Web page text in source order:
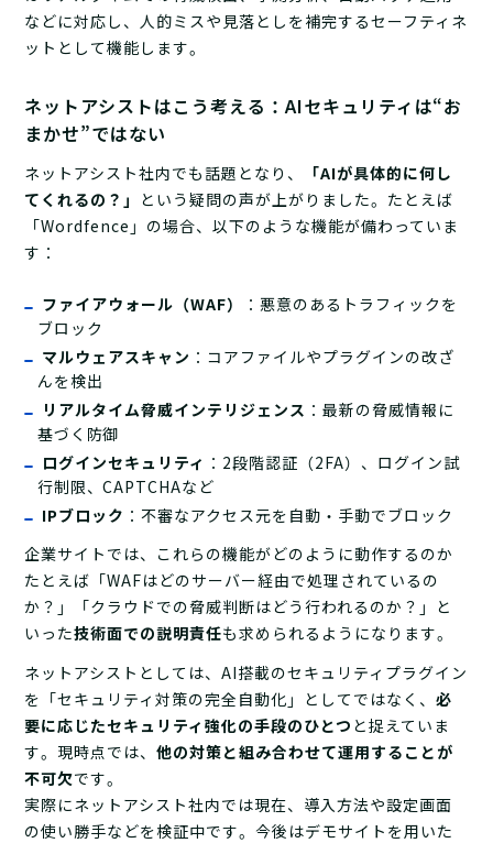
などに対応し、人的ミスや見落としを補完するセーフティネ
ットとして機能します。
ネットアシストはこう考える：AIセキュリティは“お
まかせ”ではない
ネットアシスト社内でも話題となり、
「AIが具体的に何し
てくれるの？」 という疑問の声が上がりました。たとえば
「Wordfence」の場合、以下のような機能が備わっていま
す：
ファイアウォール（WAF）
：悪意のあるトラフィックを
ブロック
マルウェアスキャン ：コアファイルやプラグインの改ざ
んを検出
リアルタイム脅威インテリジェンス ：最新の脅威情報に
基づく防御
ログインセキュリティ ：2段階認証（2FA）、ログイン試
行制限、CAPTCHAなど
IPブロック ：不審なアクセス元を自動・手動でブロック
企業サイトでは、これらの機能がどのように動作するのか――
たとえば「WAFはどのサーバー経由で処理されているの
か？」「クラウドでの脅威判断はどう行われるのか？」と
いった技術面での説明責任も求められるようになります。
ネットアシストとしては、AI搭載のセキュリティプラグイン
を「セキュリティ対策の完全自動化」としてではなく、 必
要に応じたセキュリティ強化の手段のひとつ と捉えていま
す。現時点では、他の対策と組み合わせて運用することが
不可欠です。
実際にネットアシスト社内では現在、導入方法や設定画面
の使い勝手などを検証中です。今後はデモサイトを用いた